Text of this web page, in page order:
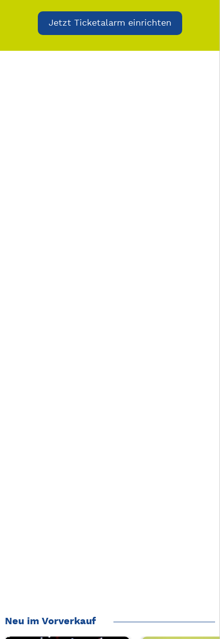
Jetzt Ticketalarm einrichten
Neu im Vorverkauf